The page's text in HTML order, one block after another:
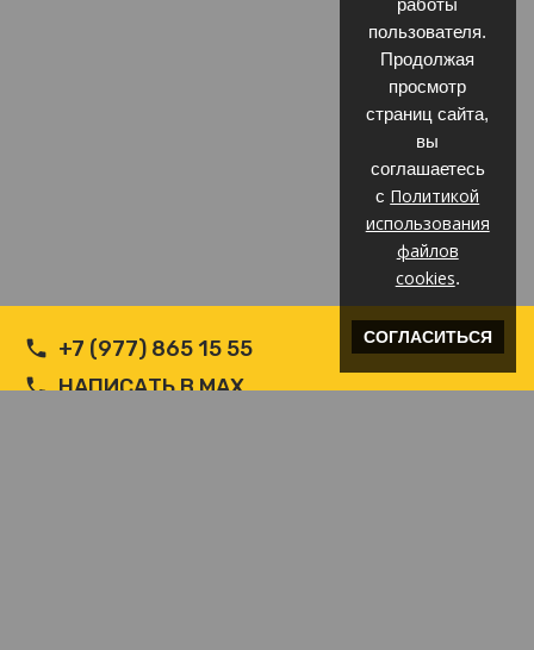
+7 (977) 865 15 55
НАПИСАТЬ В MAX
работы
пользователя.
Продолжая
просмотр
страниц сайта,
вы
соглашаетесь
с Политикой
использования
файлов
cookies.
СОГЛАСИТЬСЯ